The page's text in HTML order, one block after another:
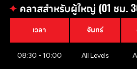
✦ คลาสสำหรับผู้ใหญ่ (01 ชม.
เวลา จันทร์
08:30 - 10:00 All Levels